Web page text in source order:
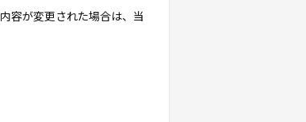
容が変更された場合は、当